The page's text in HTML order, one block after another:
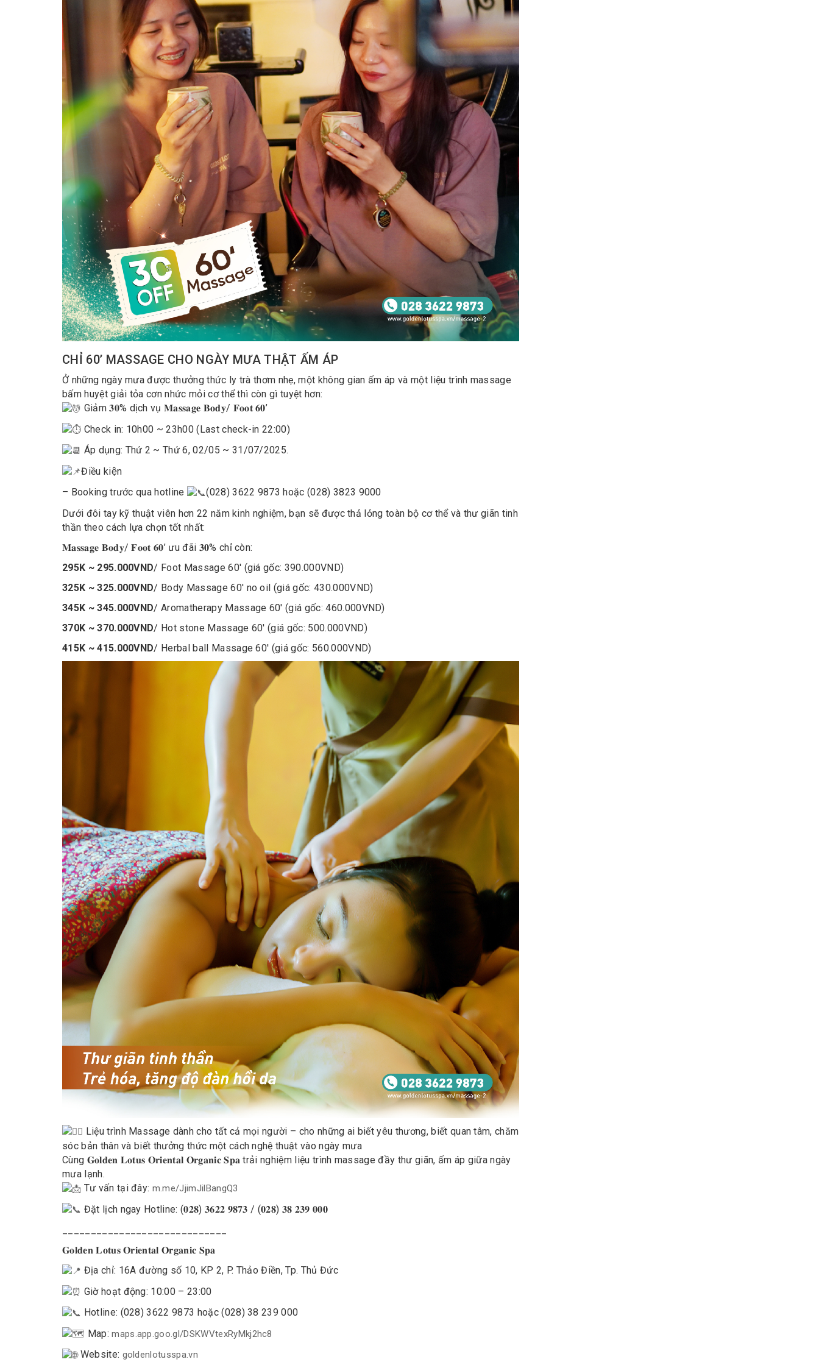
CHỈ 60’ MASSAGE CHO NGÀY MƯA THẬT ẤM ÁP
Ở những ngày mưa được thưởng thức ly trà thơm nhẹ, một không gian ấm áp và một liệu trình massage
bấm huyệt giải tỏa cơn nhức mỏi cơ thể thì còn gì tuyệt hơn:
Giảm 𝟑𝟎% dịch vụ 𝐌𝐚𝐬𝐬𝐚𝐠𝐞 𝐁𝐨𝐝𝐲/ 𝐅𝐨𝐨𝐭 𝟔𝟎’
Check in: 10h00 ~ 23h00 (Last check-in 22:00)
Áp dụng: Thứ 2 ~ Thứ 6, 02/05 ~ 31/07/2025.
Điều kiện
– Booking trước qua hotline
(028) 3622 9873 hoặc (028) 3823 9000
Dưới đôi tay kỹ thuật viên hơn 22 năm kinh nghiệm, bạn sẽ được thả lỏng toàn bộ cơ thể và thư giãn tinh
thần theo cách lựa chọn tốt nhất:
𝐌𝐚𝐬𝐬𝐚𝐠𝐞 𝐁𝐨𝐝𝐲/ 𝐅𝐨𝐨𝐭 𝟔𝟎’ ưu đãi 𝟑𝟎% chỉ còn:
295K ~ 295.000VND/ Foot Massage 60′ (giá gốc: 390.000VND)
325K ~ 325.000VND/ Body Massage 60′ no oil (giá gốc: 430.000VND)
345K ~ 345.000VND/ Aromatherapy Massage 60′ (giá gốc: 460.000VND)
370K ~ 370.000VND/ Hot stone Massage 60′ (giá gốc: 500.000VND)
415K ~ 415.000VND/ Herbal ball Massage 60′ (giá gốc: 560.000VND)
Liệu trình Massage dành cho tất cả mọi người – cho những ai biết yêu thương, biết quan tâm, chăm
sóc bản thân và biết thưởng thức một cách nghệ thuật vào ngày mưa
Cùng 𝐆𝐨𝐥𝐝𝐞𝐧 𝐋𝐨𝐭𝐮𝐬 𝐎𝐫𝐢𝐞𝐧𝐭𝐚𝐥 𝐎𝐫𝐠𝐚𝐧𝐢𝐜 𝐒𝐩𝐚 trải nghiệm liệu trình massage đầy thư giãn, ấm áp giữa ngày
mưa lạnh.
Tư vấn tại đây: m.me/JjimJilBangQ3
Đặt lịch ngay Hotline: (𝟎𝟐𝟖) 𝟑𝟔𝟐𝟐 𝟗𝟖𝟕𝟑 / (𝟎𝟐𝟖) 𝟑𝟖 𝟐𝟑𝟗 𝟎𝟎𝟎
𝐆𝐨𝐥𝐝𝐞𝐧 𝐋𝐨𝐭𝐮𝐬 𝐎𝐫𝐢𝐞𝐧𝐭𝐚𝐥 𝐎𝐫𝐠𝐚𝐧𝐢𝐜 𝐒𝐩𝐚
Địa chỉ: 16A đường số 10, KP 2, P. Thảo Điền, Tp. Thủ Đức
Giờ hoạt động: 10:00 – 23:00
Hotline: (028) 3622 9873 hoặc (028) 38 239 000
Map:maps.app.goo.gl/DSKWVtexRyMkj2hc8
Website: goldenlotusspa.vn